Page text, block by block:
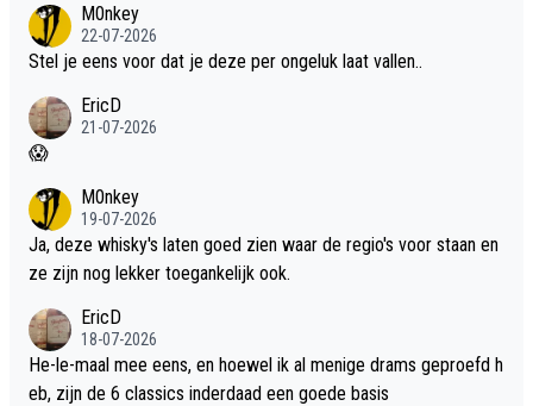
M0nkey
22-07-2026
Stel je eens voor dat je deze per ongeluk laat vallen..
EricD
21-07-2026
😱
M0nkey
19-07-2026
Ja, deze whisky's laten goed zien waar de regio's voor staan en
ze zijn nog lekker toegankelijk ook.
EricD
18-07-2026
He-le-maal mee eens, en hoewel ik al menige drams geproefd h
eb, zijn de 6 classics inderdaad een goede basis